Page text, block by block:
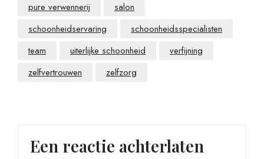
pure verwennerij
salon
schoonheidservaring
schoonheidsspecialisten
team
uiterlijke schoonheid
verfijning
zelfvertrouwen
zelfzorg
Een reactie achterlaten